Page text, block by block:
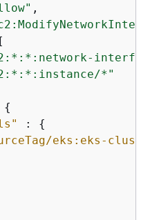
,
*"
{
: {
eks:eks-